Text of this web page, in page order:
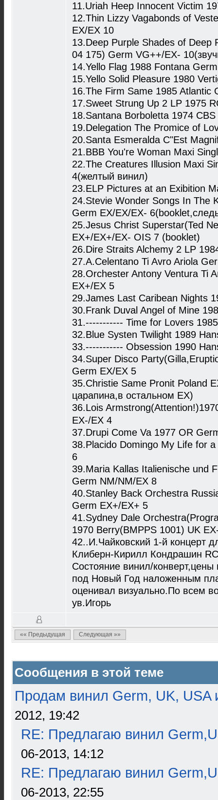
11.Uriah Heep Innocent Victim
12.Thin Lizzy Vagabonds of
EX/EX 10
13.Deep Purple Shades of Deep
04 175) Germ VG++/EX-
14.Yello Flag 1988 Fontana
15.Yello Solid Pleasure 1980
16.The Firm Same 1985 Atlantic
17.Sweet Strung Up 2 LP 1975
18.Santana Borboletta 1974
19.Delegation The Promice of
20.Santa Esmeralda C"Est
21.BBB You're Woman Maxi
22.The Creatures Illusion Maxi
4(желтый винил)
23.ELP Pictures at an Exibition
24.Stevie Wonder Songs In The
Germ EX/EX/EX-
25.Jesus Christ Superstar(Ted
EX+/EX+/EX- OIS 7 (booklet)
26.Dire Straits Alchemy 2 LP
27.A.Celentano Ti Avro Ariola
28.Orchester Antony Ventura Ti
EX+/EX 5
29.James Last Caribean Nights
30.Frank Duval Angel of Mine
31.----------- Time for Lovers
32.Blue Systen Twilight 1989
33.----------- Obsession 1990
34.Super Disco
Germ EX/EX 5
35.Christie Same Pronit Poland
царапина,в остальном ЕХ)
36.Lois
EX-/EX 4
37.Drupi Come Va 1977 OR
38.Placido Domingo My Life for
6
39.Maria Kallas Italienische und
Germ NM/NM/EX 8
40.Stanley Back Orchestra
Germ EX+/EX+ 5
41.Sydney Dale
1970 Berry(BMPPS 1001) UK
42..И.Чайковский 1-й концерт
Клиберн-Кирилл Кондрашин
Состояние винил/
под Новый Год наложенным
оценивал визуально.По всем
ув.Игорь
«« Предыдущая Следующая »»
Сообщения в этой теме
Продам винил Germ, UK, USA
2012, 19:42
RE: Предлагаю винил
06-2013, 14:12
RE: Предлагаю винил
06-2013, 22:55